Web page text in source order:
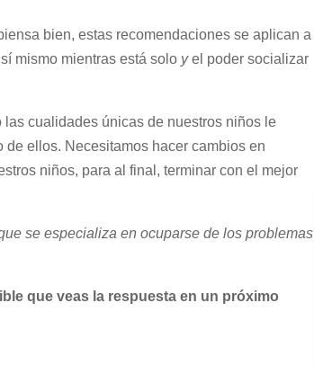
bien, estas recomendaciones se aplican a
mismo mientras está solo yel poder socializar
cualidades únicas de nuestros niños le
ellos. Necesitamos hacer cambios en
niños, para al final, terminar con el mejor
se especializa en ocuparse de los problemas
que veas la respuesta en un próximo